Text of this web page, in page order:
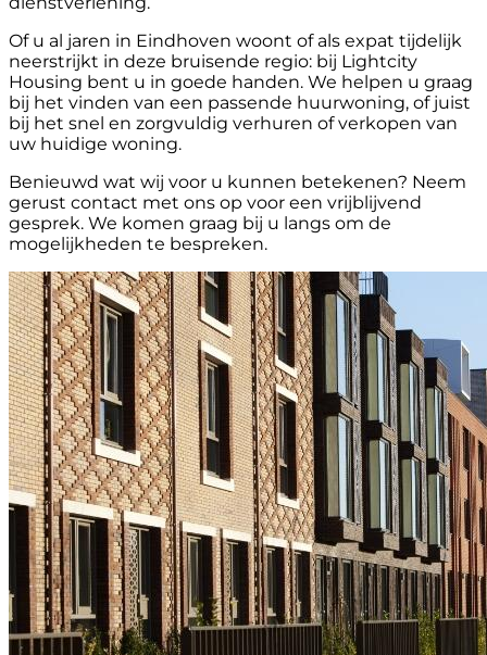
Of u al jaren in Eindhoven woont of als expat tijdelijk
neerstrijkt in deze bruisende regio: bij Lightcity
Housing bent u in goede handen. We helpen u graag
bij het vinden van een passende huurwoning, of juist
bij het snel en zorgvuldig verhuren of verkopen van
uw huidige woning.
Benieuwd wat wij voor u kunnen betekenen? Neem
gerust contact met ons op voor een vrijblijvend
gesprek. We komen graag bij u langs om de
mogelijkheden te bespreken.